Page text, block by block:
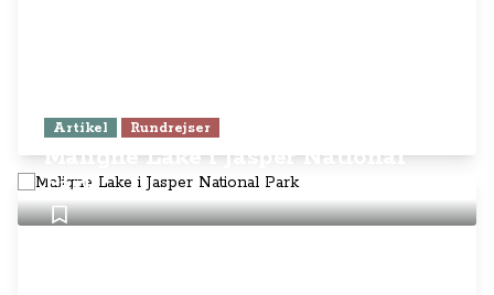
Artikel Rundrejser
Maligne Lake i Jasper National
Park